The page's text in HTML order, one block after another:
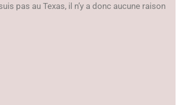
pas au Texas, il n’y a donc aucune raison